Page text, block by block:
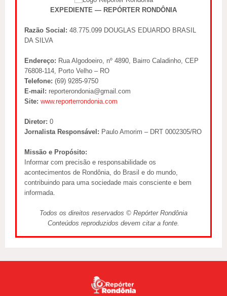
EXPEDIENTE — REPÓRTER RONDÔNIA
Razão Social: 48.775.099 DOUGLAS EDUARDO BRASIL
DA SILVA
Endereço: Rua Algodoeiro, nº 4890, Bairro Caladinho, CEP
76808-114, Porto Velho – RO
Telefone: (69) 9285-9750
E-mail: reporterondonia@gmail.com
Site: www.reporterrondonia.com
Diretor: 0
Jornalista Responsável: Paulo Amorim – DRT 0002305/RO
Missão e Propósito:
Informar com precisão e responsabilidade os
acontecimentos de Rondônia, do Brasil e do mundo,
contribuindo para uma sociedade mais consciente e bem
informada.
Todos os direitos reservados © Repórter Rondônia
Conteúdos reproduzidos devem citar a fonte.